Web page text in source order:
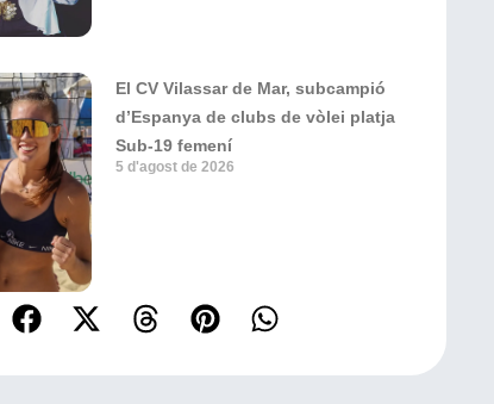
El CV Vilassar de Mar, subcampió
d’Espanya de clubs de vòlei platja
Sub-19 femení
5 d'agost de 2026